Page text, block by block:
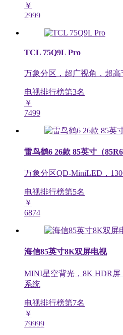
￥
2999
TCL 75Q9L Pro
万象分区，超广视角，超高
电视排行榜第3名
￥
7499
雷鸟鹤6 26款 85英寸（
万象分区QD-MiniLED，
电视排行榜第5名
￥
6874
海信85英寸8K双屏电视
MINI星空背光，8K HDR屏
系统
电视排行榜第7名
￥
79999